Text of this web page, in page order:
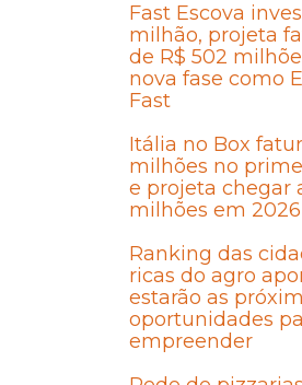
Fast Escova
milhão, projeta
de R$ 502
nova fase como
Fast
Itália no Box
milhões no
e projeta chegar
milhões em 2026
Ranking das
ricas do agro
estarão as
oportunidades
empreender